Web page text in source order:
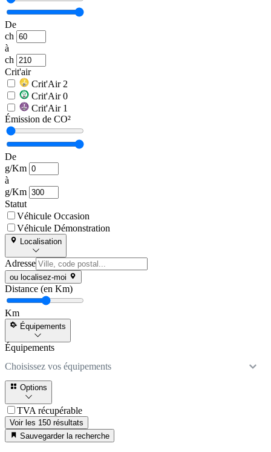
De
ch
à
ch
Crit'air
Crit'Air 2
Crit'Air 0
Crit'Air 1
Émission de CO²
De
g/Km
à
g/Km
Statut
Véhicule Occasion
Véhicule Démonstration
Localisation
Adresse
ou localisez-moi
Distance (en Km)
Km
Équipements
Équipements
Choisissez vos équipements
Options
TVA récupérable
Voir les 150 résultats
Sauvegarder la recherche